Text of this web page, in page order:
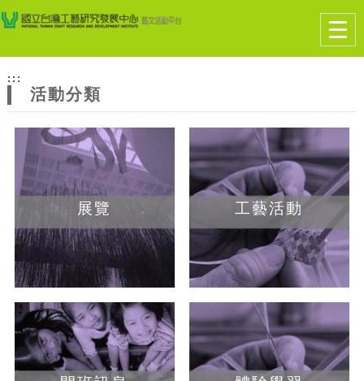
網
站
主
題
跳到主要內容
網站導覽
:::
活動分類
展覽 工藝活動